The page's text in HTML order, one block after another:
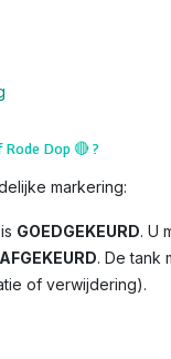
Rode Dop🔴?
markering:
GOEDGEKEURD. U
AFGEKEURD. De tank
of verwijdering).